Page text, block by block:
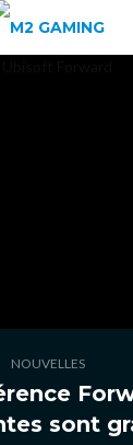
NOUVELLES
sont